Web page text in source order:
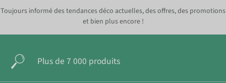
Toujours informé des tendances déco actuelles, des offres, des promotions
et bien plus encore !
Plus de 7 000 produits